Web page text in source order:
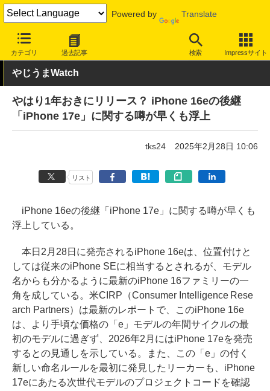
Powered by Translate
カテゴリ 過去記事 検索 Impressサイト
INTERNET Watch トピック
やじうまWatch
やはり1年おきにリリース？ iPhone 16eの後継
「iPhone 17e」に関する噂が早くも浮上
tks24 2025年2月28日 10:06
リスト
iPhone 16eの後継「iPhone 17e」に関する噂が早くも
浮上している。
本日2月28日に発売されるiPhone 16eは、位置付けと
しては従来のiPhone SEに相当するとされるが、モデル
名からも分かるように最新のiPhone 16ファミリーの一
角を成している。米CIRP（Consumer Intelligence Rese
arch Partners）は最新のレポートで、このiPhone 16e
は、より手頃な価格の「e」モデルの年間サイクルの最
初のモデルに過ぎず、2026年2月にはiPhone 17eを発売
するとの見通しを示している。また、この「e」の付く
新しい命名ルールを最初に発見したリーカーも、iPhone
17eにあたる次世代モデルのプロジェクトコードを確認